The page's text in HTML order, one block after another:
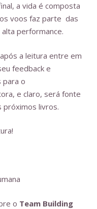
a vida é composta
voos faz parte das
performance.
a leitura entre em
feedback e
para o
e claro, será fonte
próximos livros.
o Team Building